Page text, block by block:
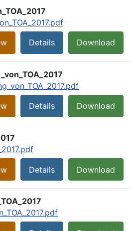
Download
Details
Download
Details
Download
Details